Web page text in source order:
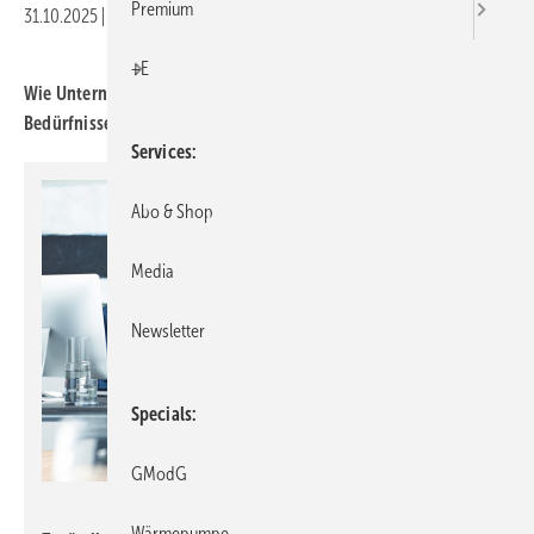
31.10.2025 Druckvorschau
Wie Unternehmen die Beleuch­tung des Arbeits­platzes auf die
Bedürf­nisse alternder Mit­arbeiter ab­stimmen.
Premium
+E
Services
Abo & Shop
Media
Newsletter
Specials
GModG